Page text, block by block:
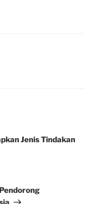
Jenis Tindakan